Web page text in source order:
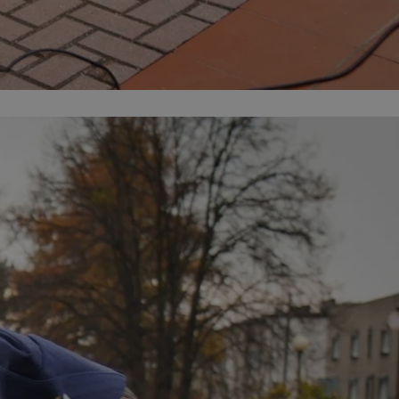
sesji.
sesji.
sesji.
o zgodzie
z witryny.
prywatności
przestrzeganie
użytkownik nie
preferencji,
z regulacjami
identyfikatora
obsługuje
optymalizacji
przechowywania
do usług
czy użytkownik
lub reklamy.